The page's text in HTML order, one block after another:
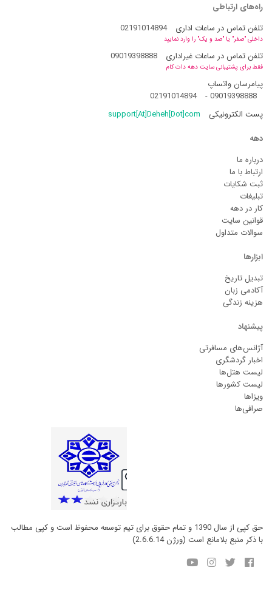
راه‌های ارتباطی
تلفن تماس در ساعات اداری
02191014894
داخلی "صفر" یا "صد و یک" را وارد نمایید
تلفن تماس در ساعات غیراداری 09019398888
فقط برای پشتیبانی سایت دهه دات کام
پیامرسان واتساپ
09019398888
-
02191014894
پست الکترونیکی
support[At]Deheh[Dot]com
دهه
درباره ما
ارتباط با ما
ثبت شکایات
تبلیغات
کار در دهه
قوانین سایت
سوالات متداول
ابزارها
تبدیل تاریخ
آکادمی زبان
هزینه زندگی
پیشنهاد
آژانس‌های مسافرتی
اخبار گردشگری
لیست هتل‌ها
لیست کشورها
ویزاها
صرافی‌ها
حق کپی از سال 1390 و تمام حقوق برای تیم توسعه محفوظ است و کپی مطالب
با ذکر منبع بلامانع است (ورژن 2.6.6.14)